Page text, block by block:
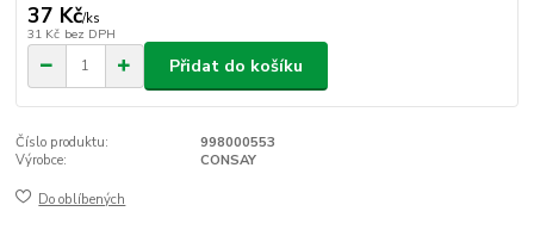
37 Kč/ks
31 Kč bez DPH
Přidat do košíku
Číslo produktu:
998000553
Výrobce:
CONSAY
Do oblíbených